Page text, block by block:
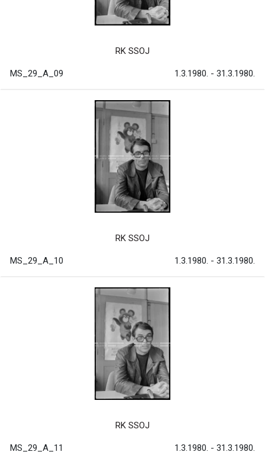
RK SSOJ
MS_29_A_09 1.3.1980. - 31.3.1980.
RK SSOJ
MS_29_A_10 1.3.1980. - 31.3.1980.
RK SSOJ
MS_29_A_11 1.3.1980. - 31.3.1980.